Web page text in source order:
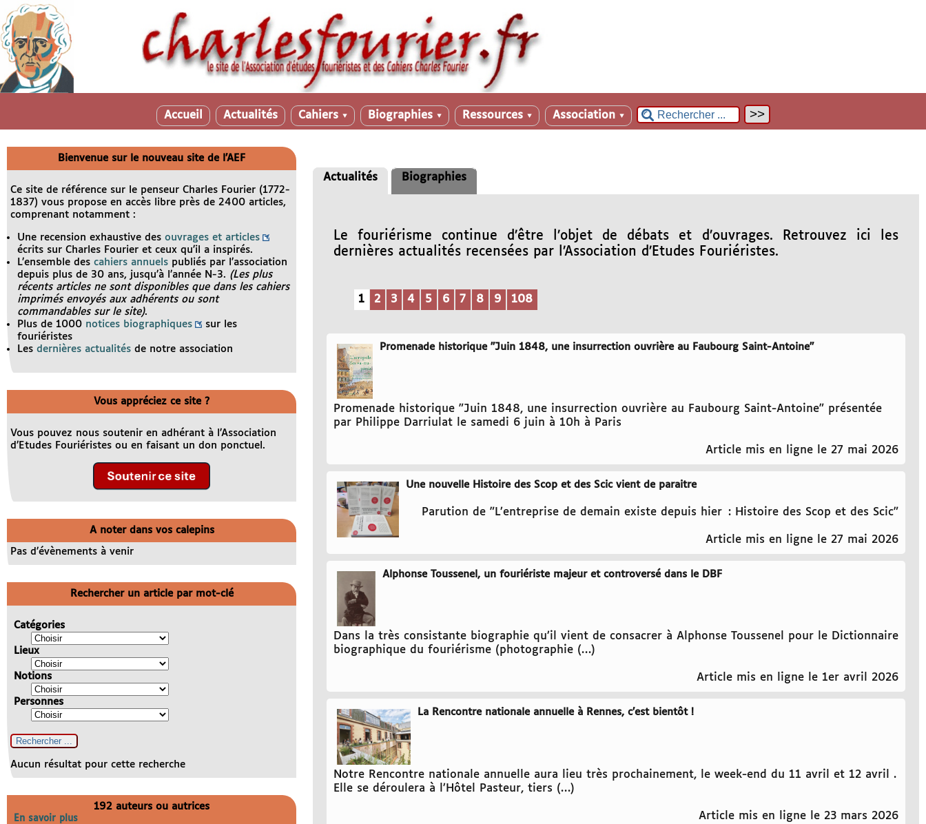
Accueil Actualités Cahiers ▼ Biographies ▼ Ressources ▼ Association ▼
Actualités Biographies
Le fouriérisme continue d’être l’objet de débats et d’ouvrages. Retrouvez ici les
dernières actualités recensées par l’Association d’Etudes Fouriéristes.
1 2 3 4 5 6 7 8 9 108
Promenade historique "Juin 1848, une insurrection ouvrière au Faubourg Saint-Antoine"
Promenade historique "Juin 1848, une insurrection ouvrière au Faubourg Saint-Antoine" présentée
par Philippe Darriulat le samedi 6 juin à 10h à Paris
Article mis en ligne le 27 mai 2026
Une nouvelle Histoire des Scop et des Scic vient de paraitre
Parution de "L’entreprise de demain existe depuis hier : Histoire des Scop et des Scic"
Article mis en ligne le 27 mai 2026
Alphonse Toussenel, un fouriériste majeur et controversé dans le DBF
Dans la très consistante biographie qu’il vient de consacrer à Alphonse Toussenel pour le Dictionnaire
biographique du fouriérisme (photographie (…)
Article mis en ligne le 1er avril 2026
La Rencontre nationale annuelle à Rennes, c’est bientôt !
Notre Rencontre nationale annuelle aura lieu très prochainement, le week-end du 11 avril et 12 avril .
Elle se déroulera à l’Hôtel Pasteur, tiers (…)
Article mis en ligne le 23 mars 2026
Bienvenue sur le nouveau site de l’AEF
Ce site de référence sur le penseur Charles Fourier (1772-
1837) vous propose en accès libre près de 2400 articles,
comprenant notamment :
Une recension exhaustive des ouvrages et articles
écrits sur Charles Fourier et ceux qu’il a inspirés.
L’ensemble des cahiers annuels publiés par l’association
depuis plus de 30 ans, jusqu’à l’année N-3. (Les plus
récents articles ne sont disponibles que dans les cahiers
imprimés envoyés aux adhérents ou sont
commandables sur le site).
Plus de 1000 notices biographiques
sur les
fouriéristes
Les dernières actualités de notre association
Vous appréciez ce site ?
Vous pouvez nous soutenir en adhérant à l’Association
d’Etudes Fouriéristes ou en faisant un don ponctuel.
A noter dans vos calepins
Pas d’évènements à venir
Rechercher un article par mot-clé
Catégories
Lieux
Notions
Personnes
Aucun résultat pour cette recherche
192 auteurs ou autrices
En savoir plus